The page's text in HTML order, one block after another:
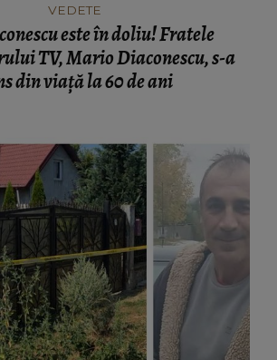
VEDETE
este în doliu! Fratele
TV, Mario Diaconescu, s-a
din viață la 60 de ani